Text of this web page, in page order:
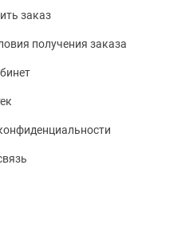
заказ
получения заказа